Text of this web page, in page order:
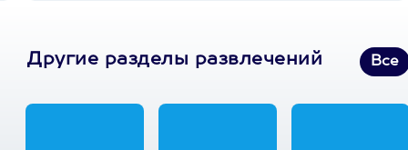
Другие разделы развлечений Все